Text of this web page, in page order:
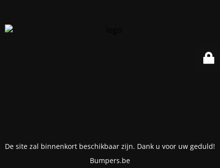
De site zal binnenkort beschikbaar zijn. Dank u voor uw geduld!
Bumpers.be